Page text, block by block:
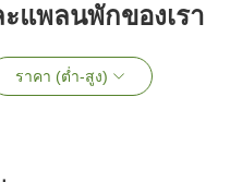
แพลนพักของเรา
ราคา (ต่ำ-สูง)